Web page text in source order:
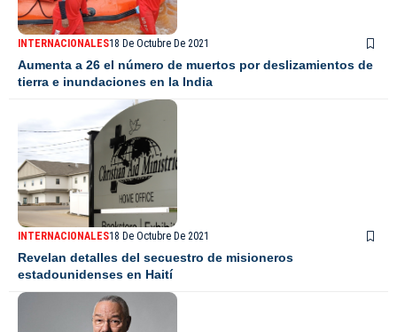
INTERNACIONALES18 De Octubre De 2021
Aumenta a 26 el número de muertos por deslizamientos de
tierra e inundaciones en la India
INTERNACIONALES18 De Octubre De 2021
Revelan detalles del secuestro de misioneros
estadounidenses en Haití